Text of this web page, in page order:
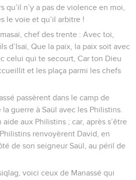
qu’il n’y a pas de violence en moi,
le voie et qu’il arbitre !
chef des trente : Avec toi,
d’Isaï, Que la paix, la paix soit avec
celui qui te secourt, Car ton Dieu
et les plaça parmi les chefs
passèrent dans le camp de
guerre à Saül avec les Philistins.
aux Philistins ; car, après s’être
renvoyèrent David, en
de son seigneur Saül, au péril de
voici ceux de Manassé qui